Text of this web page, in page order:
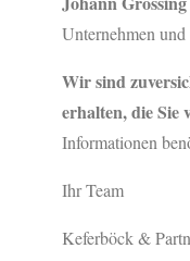
Unternehmen
Wir sind
erhalten, die Sie
Informationen
Ihr Team
Keferböck &